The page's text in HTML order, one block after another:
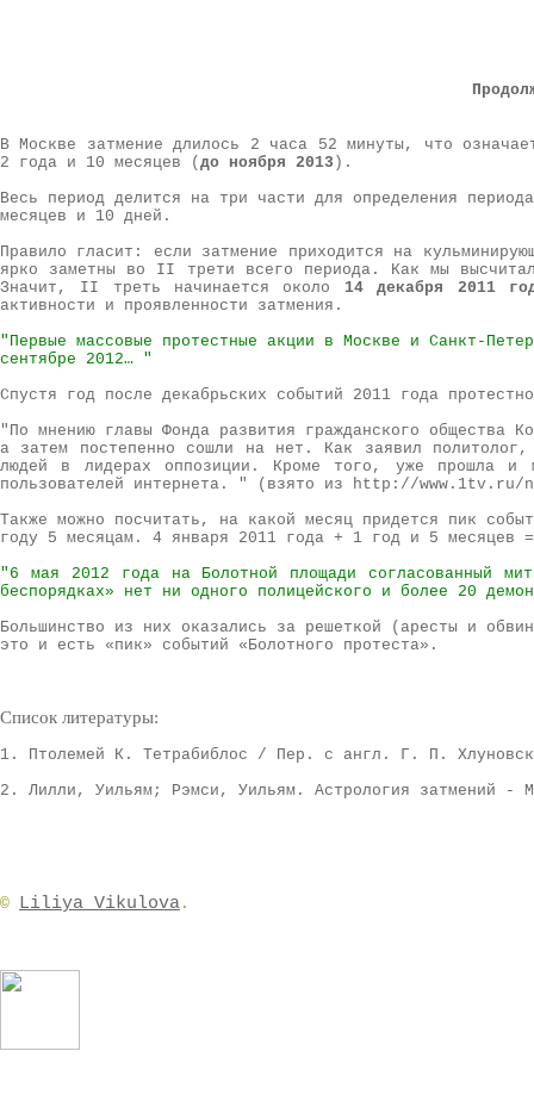
В Москве затмение длилось 2 часа 52 минуты, что
2 года и 10 месяцев ( до ноября 2013 ).
Весь период делится на три части для определения
месяцев и 10 дней.
Правило гласит: если затмение приходится на
ярко заметны во II трети всего периода. Как мы
Значит, II треть начинается около 14 декабря 2011
активности и проявленности затмения.
"Первые массовые протестные акции в Москве и Санкт-
сентябре 2012… "
Спустя год после декабрьских событий 2011 года
"По мнению главы Фонда развития гражданского общества
а затем постепенно сошли на нет. Как заявил
людей в лидерах оппозиции. Кроме того, уже прошла и
пользователей интернета. " (взято из http://
Также можно посчитать, на какой месяц придется пик
году 5 месяцам. 4 января 2011 года + 1 год и 5 месяцев
"6 мая 2012 года на Болотной площади согласованный
беспорядках» нет ни одного полицейского и более 20
Большинство из них оказались за решеткой (аресты и
это и есть «пик» событий «Болотного протеста».
Список литературы:
1. Птолемей К. Тетрабиблос / Пер. с англ. Г. П.
2. Лилли, Уильям; Рэмси, Уильям. Астрология затмений -
© Liliya Vikulova .